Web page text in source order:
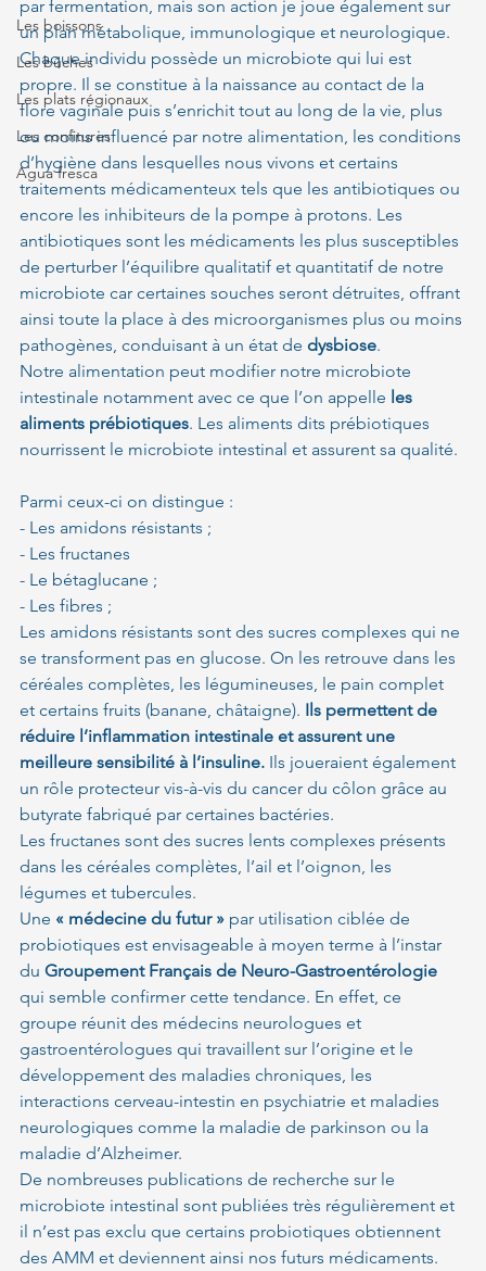
Les boissons
Les bûches
Les plats régionaux
Les confitures
Agua fresca
par fermentation, mais son action je joue également sur
un plan métabolique, immunologique et neurologique.
Chaque individu possède un microbiote qui lui est
propre. Il se constitue à la naissance au contact de la
flore vaginale puis s’enrichit tout au long de la vie, plus
ou moins influencé par notre alimentation, les conditions
d’hygiène dans lesquelles nous vivons et certains
traitements médicamenteux tels que les antibiotiques ou
encore les inhibiteurs de la pompe à protons. Les
antibiotiques sont les médicaments les plus susceptibles
de perturber l’équilibre qualitatif et quantitatif de notre
microbiote car certaines souches seront détruites, offrant
ainsi toute la place à des microorganismes plus ou moins
pathogènes, conduisant à un état de dysbiose.
Notre alimentation peut modifier notre microbiote
intestinale notamment avec ce que l’on appelle les
aliments prébiotiques. Les aliments dits prébiotiques
nourrissent le microbiote intestinal et assurent sa qualité.
Parmi ceux-ci on distingue :
- Les amidons résistants ;
- Les fructanes
- Le bétaglucane ;
- Les fibres ;
Les amidons résistants sont des sucres complexes qui ne
se transforment pas en glucose. On les retrouve dans les
céréales complètes, les légumineuses, le pain complet
et certains fruits (banane, châtaigne). Ils permettent de
réduire l’inflammation intestinale et assurent une
meilleure sensibilité à l’insuline. Ils joueraient également
un rôle protecteur vis-à-vis du cancer du côlon grâce au
butyrate fabriqué par certaines bactéries.
Les fructanes sont des sucres lents complexes présents
dans les céréales complètes, l’ail et l’oignon, les
légumes et tubercules.
Une « médecine du futur » par utilisation ciblée de
probiotiques est envisageable à moyen terme à l’instar
du Groupement Français de Neuro-Gastroentérologie
qui semble confirmer cette tendance. En effet, ce
groupe réunit des médecins neurologues et
gastroentérologues qui travaillent sur l’origine et le
développement des maladies chroniques, les
interactions cerveau-intestin en psychiatrie et maladies
neurologiques comme la maladie de parkinson ou la
maladie d’Alzheimer.
De nombreuses publications de recherche sur le
microbiote intestinal sont publiées très régulièrement et
il n’est pas exclu que certains probiotiques obtiennent
des AMM et deviennent ainsi nos futurs médicaments.